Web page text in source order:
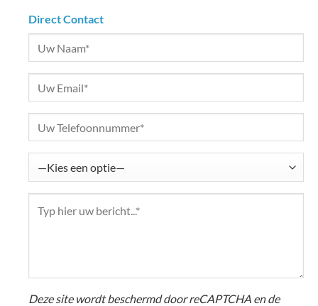
Direct Contact
Deze site wordt beschermd door reCAPTCHA en de